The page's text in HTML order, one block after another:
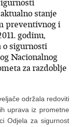
stanje
preventivnog i
godinu,
o sigurnosti
Nacionalnog
za razdoblje
održala redoviti
uprava iz prometne
Odjela za sigurnost